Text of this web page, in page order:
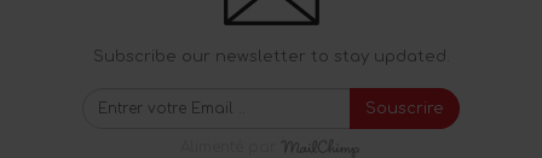
Subscribe our newsletter to stay updated.
Souscrire